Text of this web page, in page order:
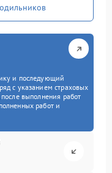
и последующий
с указанием страховых
выполнения работ
работ и